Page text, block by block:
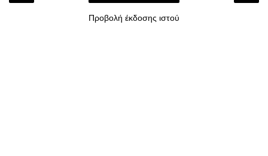
Προβολή έκδοσης ιστού